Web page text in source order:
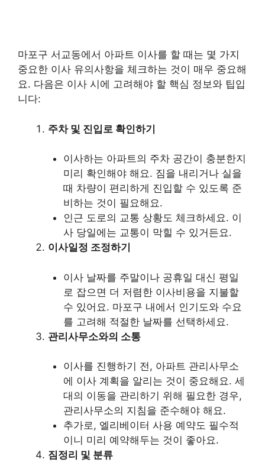
마포구 서교동에서 아파트 이사를 할 때는 몇 가지
중요한 이사 유의사항을 체크하는 것이 매우 중요해
요. 다음은 이사 시에 고려해야 할 핵심 정보와 팁입
니다:
주차 및 진입로 확인하기
이사하는 아파트의 주차 공간이 충분한지
미리 확인해야 해요. 짐을 내리거나 실을
때 차량이 편리하게 진입할 수 있도록 준
비하는 것이 필요해요.
인근 도로의 교통 상황도 체크하세요. 이
사 당일에는 교통이 막힐 수 있거든요.
이사일정 조정하기
이사 날짜를 주말이나 공휴일 대신 평일
로 잡으면 더 저렴한 이사비용을 지불할
수 있어요. 마포구 내에서 인기도와 수요
를 고려해 적절한 날짜를 선택하세요.
관리사무소와의 소통
이사를 진행하기 전, 아파트 관리사무소
에 이사 계획을 알리는 것이 중요해요. 세
대의 이동을 관리하기 위해 필요한 경우,
관리사무소의 지침을 준수해야 해요.
추가로, 엘리베이터 사용 예약도 필수적
이니 미리 예약해두는 것이 좋아요.
짐정리 및 분류